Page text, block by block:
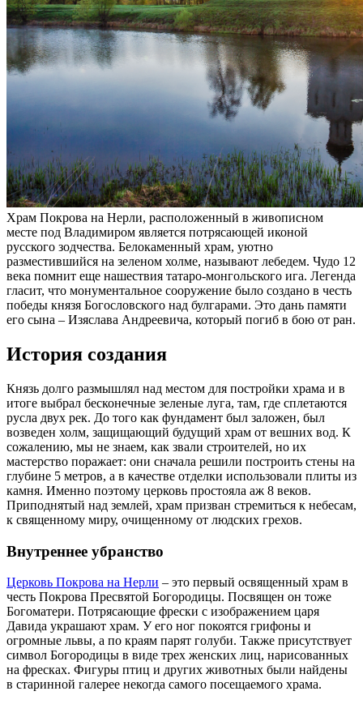
Храм Покрова на Нерли, расположенный в живописном
месте под Владимиром является потрясающей иконой
русского зодчества. Белокаменный храм, уютно
разместившийся на зеленом холме, называют лебедем. Чудо 12
века помнит еще нашествия татаро-монгольского ига. Легенда
гласит, что монументальное сооружение было создано в честь
победы князя Богословского над булгарами. Это дань памяти
его сына – Изяслава Андреевича, который погиб в бою от ран.
История создания
Князь долго размышлял над местом для постройки храма и в
итоге выбрал бесконечные зеленые луга, там, где сплетаются
русла двух рек. До того как фундамент был заложен, был
возведен холм, защищающий будущий храм от вешних вод. К
сожалению, мы не знаем, как звали строителей, но их
мастерство поражает: они сначала решили построить стены на
глубине 5 метров, а в качестве отделки использовали плиты из
камня. Именно поэтому церковь простояла аж 8 веков.
Приподнятый над землей, храм призван стремиться к небесам,
к священному миру, очищенному от людских грехов.
Внутреннее убранство
Церковь Покрова на Нерли – это первый освященный храм в
честь Покрова Пресвятой Богородицы. Посвящен он тоже
Богоматери. Потрясающие фрески с изображением царя
Давида украшают храм. У его ног покоятся грифоны и
огромные львы, а по краям парят голуби. Также присутствует
символ Богородицы в виде трех женских лиц, нарисованных
на фресках. Фигуры птиц и других животных были найдены
в старинной галерее некогда самого посещаемого храма.